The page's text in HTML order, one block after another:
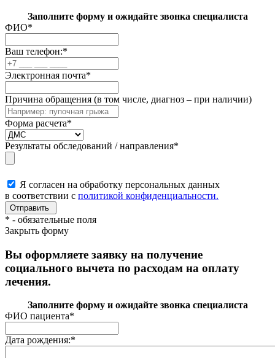
Заполните форму и ожидайте звонка специалиста
ФИО*
Ваш телефон:*
Электронная почта*
Причина обращения (в том числе, диагноз – при наличии)
Форма расчета*
Результаты обследований / направления*
Я согласен на обработку персональных данных
в соответствии с политикой конфиденциальности.
* - обязательные поля
Закрыть форму
Вы оформляете заявку на получение
социального вычета по расходам на оплату
лечения.
Заполните форму и ожидайте звонка специалиста
ФИО пациента*
Дата рождения:*